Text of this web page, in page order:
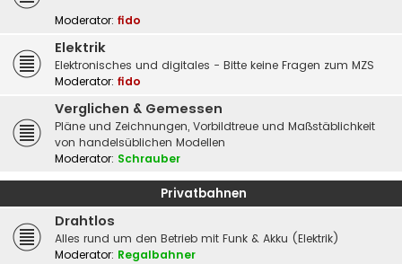
Moderator: fido
Elektrik
Elektronisches und digitales - Bitte keine Fragen zum MZS
Moderator: fido
Verglichen & Gemessen
Pläne und Zeichnungen, Vorbildtreue und Maßstäblichkeit
von handelsüblichen Modellen
Moderator: Schrauber
Privatbahnen
Drahtlos
Alles rund um den Betrieb mit Funk & Akku (Elektrik)
Moderator: Regalbahner